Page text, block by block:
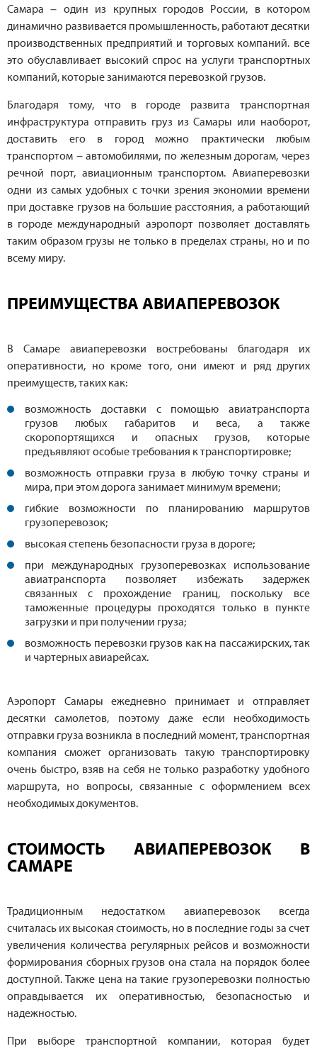
Самара – один из крупных городов России, в котором
динамично развивается промышленность, работают десятки
производственных предприятий и торговых компаний. все
это обуславливает высокий спрос на услуги транспортных
компаний, которые занимаются перевозкой грузов.
Благодаря тому, что в городе развита транспортная
инфраструктура отправить груз из Самары или наоборот,
доставить его в город можно практически любым
транспортом – автомобилями, по железным дорогам, через
речной порт, авиационным транспортом. Авиаперевозки
одни из самых удобных с точки зрения экономии времени
при доставке грузов на большие расстояния, а работающий
в городе международный аэропорт позволяет доставлять
таким образом грузы не только в пределах страны, но и по
всему миру.
ПРЕИМУЩЕСТВА АВИАПЕРЕВОЗОК
В Самаре авиаперевозки востребованы благодаря их
оперативности, но кроме того, они имеют и ряд других
преимуществ, таких как:
возможность доставки с помощью авиатранспорта
грузов любых габаритов и веса, а также
скоропортящихся и опасных грузов, которые
предъявляют особые требования к транспортировке;
возможность отправки груза в любую точку страны и
мира, при этом дорога занимает минимум времени;
гибкие возможности по планированию маршрутов
грузоперевозок;
высокая степень безопасности груза в дороге;
при международных грузоперевозках использование
авиатранспорта позволяет избежать задержек
связанных с прохождение границ, поскольку все
таможенные процедуры проходятся только в пункте
загрузки и при получении груза;
возможность перевозки грузов как на пассажирских, так
и чартерных авиарейсах.
Аэропорт Самары ежедневно принимает и отправляет
десятки самолетов, поэтому даже если необходимость
отправки груза возникла в последний момент, транспортная
компания сможет организовать такую транспортировку
очень быстро, взяв на себя не только разработку удобного
маршрута, но вопросы, связанные с оформлением всех
необходимых документов.
СТОИМОСТЬ АВИАПЕРЕВОЗОК В
САМАРЕ
Традиционным недостатком авиаперевозок всегда
считалась их высокая стоимость, но в последние годы за счет
увеличения количества регулярных рейсов и возможности
формирования сборных грузов она стала на порядок более
доступной. Также цена на такие грузоперевозки полностью
оправдывается их оперативностью, безопасностью и
надежностью.
При выборе транспортной компании, которая будет